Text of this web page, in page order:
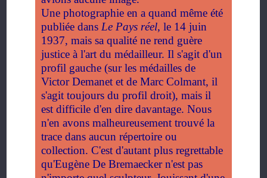
Une photographie en a quand même été
publiée dansLe Pays réel, le 14 juin
1937, mais sa qualité ne rend guère
justice à l'art du médailleur. Il s'agit d'un
profil gauche (sur les médailles de
Victor Demanet et de Marc Colmant, il
s'agit toujours du profil droit), mais il
est difficile d'en dire davantage. Nous
n'en avons malheureusement trouvé la
trace dans aucun répertoire ou
collection. C'est d'autant plus regrettable
qu'Eugène De Bremaecker n'est pas